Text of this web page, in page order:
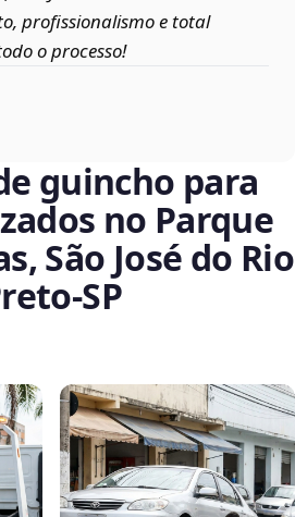
profissionalismo e total
o processo!
guincho para
no Parque
São José do Rio